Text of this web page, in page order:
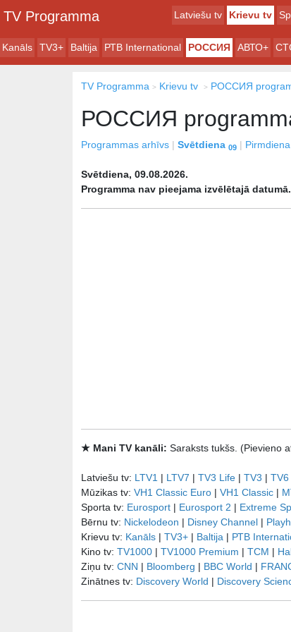
TV Programma Latviešu tv Krievu tv
Kanāls TV3+ Baltija РТB International РОССИЯ АВТО+
TV Programma Krievu tv РОССИЯ
РОССИЯ
Programmas arhīvs
Svētdiena 09 Pirmdiena
Svētdiena, 09.08.2026.
Programma nav pieejama izvēlētajā datumā.
★ Mani TV kanāli: Saraksts tukšs. (Pievieno
Latviešu tv: LTV1 | LTV7 | TV3 Life | TV3 | TV6
Mūzikas tv: VH1 Classic Euro | VH1 Classic |
Sporta tv: Eurosport | Eurosport 2 | Extreme
Bērnu tv: Nickelodeon | Disney Channel |
Krievu tv: Kanāls | TV3+ | Baltija | РТB
Kino tv: TV1000 | TV1000 Premium | TCM |
Ziņu tv: CNN | Bloomberg | BBC World |
Zinātnes tv: Discovery World | Discovery